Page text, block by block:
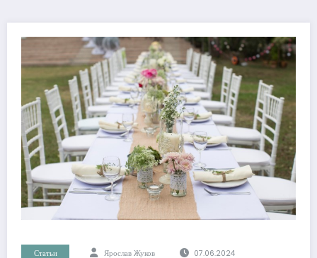
Статьи Ярослав Жуков 07.06.2024